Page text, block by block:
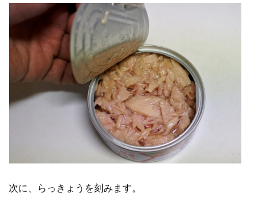
次に、らっきょうを刻みます。